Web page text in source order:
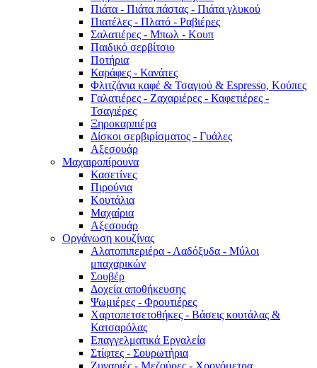
Πιάτα - Πιάτα πάστας - Πιάτα γλυκού
Πιατέλες - Πλατό - Ραβιέρες
Σαλατιέρες - Μπωλ - Κουπ
Παιδικό σερβίτσιο
Ποτήρια
Καράφες - Κανάτες
Φλιτζάνια καφέ & Τσαγιού & Espresso, Κούπες
Γαλατιέρες - Ζαχαριέρες - Καφετιέρες -
Τσαγιέρες
Ξηροκαρπιέρα
Δίσκοι σερβιρίσματος - Γυάλες
Αξεσουάρ
Μαχαιροπίρουνα
Κασετίνες
Πιρούνια
Κουτάλια
Μαχαίρια
Αξεσουάρ
Οργάνωση κουζίνας
Αλατοπιπεριέρα - Λαδόξυδα - Μύλοι
μπαχαρικών
Σουβέρ
Δοχεία αποθήκευσης
Ψωμιέρες - Φρουτιέρες
Χαρτοπετσετοθήκες - Βάσεις κουτάλας &
Κατσαρόλας
Επαγγελματικά Εργαλεία
Στίφτες - Σουρωτήρια
Ζυγαριές - Μεζούρες - Χρονόμετρα